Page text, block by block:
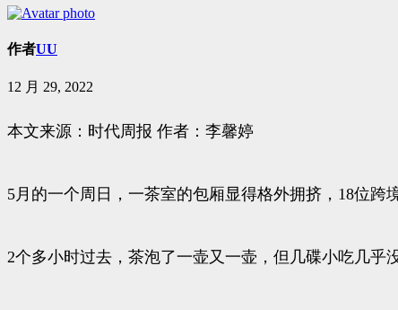
作者UU
12 月 29, 2022
本文来源：时代周报 作者：李馨婷
5月的一个周日，一茶室的包厢显得格外拥挤，18位跨
2个多小时过去，茶泡了一壶又一壶，但几碟小吃几乎